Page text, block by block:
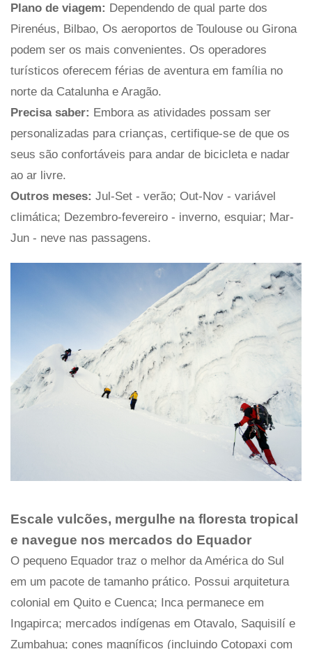
Plano de viagem: Dependendo de qual parte dos
Pirenéus, Bilbao, Os aeroportos de Toulouse ou Girona
podem ser os mais convenientes. Os operadores
turísticos oferecem férias de aventura em família no
norte da Catalunha e Aragão.
Precisa saber: Embora as atividades possam ser
personalizadas para crianças, certifique-se de que os
seus são confortáveis ​​para andar de bicicleta e nadar
ao ar livre.
Outros meses: Jul-Set - verão; Out-Nov - variável
climática; Dezembro-fevereiro - inverno, esquiar; Mar-
Jun - neve nas passagens.
Escale vulcões, mergulhe na floresta tropical
e navegue nos mercados do Equador
O pequeno Equador traz o melhor da América do Sul
em um pacote de tamanho prático. Possui arquitetura
colonial em Quito e Cuenca; Inca permanece em
Ingapirca; mercados indígenas em Otavalo, Saquisilí e
Zumbahua; cones magníficos (incluindo Cotopaxi com